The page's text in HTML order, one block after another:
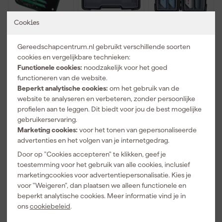
Cookies
Gereedschapcentrum.nl gebruikt verschillende soorten
cookies en vergelijkbare technieken:
Functionele cookies: noodzakelijk voor het goed
functioneren van de website.
Beperkt analytische cookies: om het gebruik van de
website te analyseren en verbeteren, zonder persoonlijke
profielen aan te leggen. Dit biedt voor jou de best mogelijke
gebruikerservaring.
Marketing cookies: voor het tonen van gepersonaliseerde
advertenties en het volgen van je internetgedrag.
Door op "Cookies accepteren" te klikken, geef je
toestemming voor het gebruik van alle cookies, inclusief
marketingcookies voor advertentiepersonalisatie. Kies je
voor "Weigeren", dan plaatsen we alleen functionele en
beperkt analytische cookies. Meer informatie vind je in
onscookiebeleid.
752049 12
delige
Reciprozaagbl
aden set -
Metaal/Hout/
Kunststof
Morgen
bezorgd
Adviesprijs 73,87
39,87
incl. BTW
2607010901
15 delige
Reciprozaagbl
aden set in
koffer -
Hout/Metaal
Morgen
bezorgd
Adviesprijs 60,69
incl. BTW
2607010902
Reciprozaagbl
aden set in
Hout/Metaal
Morgen
Adviesprijs 79,81
incl. BTW
Gratis product